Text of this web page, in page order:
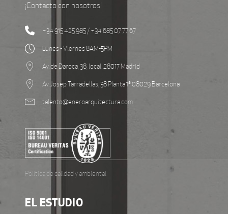
¡Contacto con nosotros!
+34 915 425 985 / +34 685 07 77 67
Lunes - Viernes 8AM-5PM
Av. de Daroca, 38, local. 28017 Madrid
Av. Josep Tarradellas, 38 Planta 1ª 08029 Barcelona
talento@eneroarquitectura.com
Política de calidad y ambiental
EL ESTUDIO